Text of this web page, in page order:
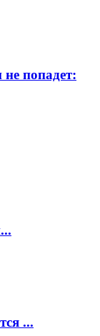
попадет:
...